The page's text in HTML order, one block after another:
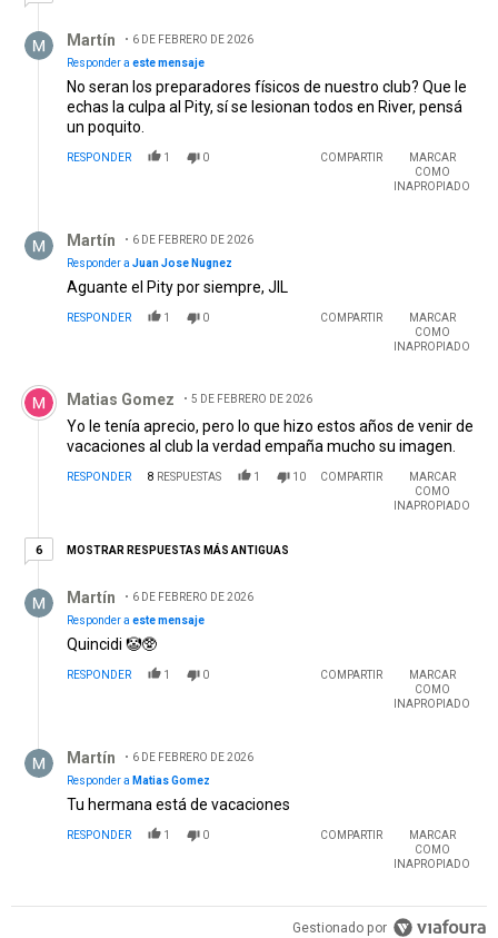
Martín
6 DE FEBRERO DE 2026
Responder a este mensaje
No seran los preparadores físicos de nuestro club? Que le
echas la culpa al Pity, sí se lesionan todos en River, pensá
un poquito.
RESPONDER 1 0 COMPARTIR
MARCAR
COMO
INAPROPIADO
Martín
6 DE FEBRERO DE 2026
Responder a Juan Jose Nugnez
Aguante el Pity por siempre, JIL
RESPONDER 1 0 COMPARTIR
MARCAR
COMO
INAPROPIADO
Comentario de Matias Gomez.
Matias Gomez 5 DE FEBRERO DE 2026
Yo le tenía aprecio, pero lo que hizo estos años de venir de
vacaciones al club la verdad empaña mucho su imagen.
RESPONDER 8 RESPUESTAS 1 10 COMPARTIR
MARCAR
COMO
INAPROPIADO
66 respuestas más antiguas
MOSTRAR RESPUESTAS MÁS ANTIGUAS
Martín
6 DE FEBRERO DE 2026
Responder a este mensaje
Quincidi 🤡🥸
RESPONDER 1 0 COMPARTIR
MARCAR
COMO
INAPROPIADO
Martín
6 DE FEBRERO DE 2026
Responder a Matias Gomez
Tu hermana está de vacaciones
RESPONDER 1 0 COMPARTIR
MARCAR
COMO
INAPROPIADO
Gestionado por